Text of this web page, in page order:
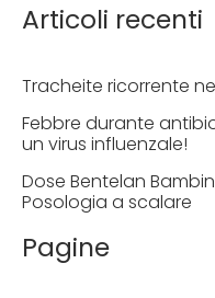
Articoli recenti
Tracheite ricorrente
Febbre durante
un virus influenzale!
Dose Bentelan
Posologia a scalare
Pagine